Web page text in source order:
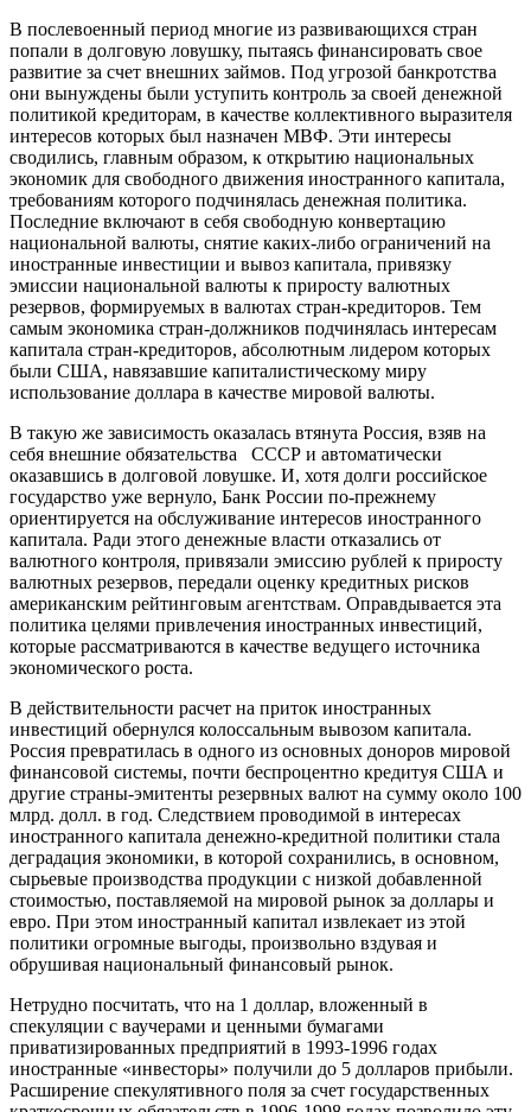
В послевоенный период многие из развивающихся стран
попали в долговую ловушку, пытаясь финансировать свое
развитие за счет внешних займов. Под угрозой банкротства
они вынуждены были уступить контроль за своей денежной
политикой кредиторам, в качестве коллективного выразителя
интересов которых был назначен МВФ. Эти интересы
сводились, главным образом, к открытию национальных
экономик для свободного движения иностранного капитала,
требованиям которого подчинялась денежная политика.
Последние включают в себя свободную конвертацию
национальной валюты, снятие каких-либо ограничений на
иностранные инвестиции и вывоз капитала, привязку
эмиссии национальной валюты к приросту валютных
резервов, формируемых в валютах стран-кредиторов. Тем
самым экономика стран-должников подчинялась интересам
капитала стран-кредиторов, абсолютным лидером которых
были США, навязавшие капиталистическому миру
использование доллара в качестве мировой валюты.
В такую же зависимость оказалась втянута Россия, взяв на
себя внешние обязательства СССР и автоматически
оказавшись в долговой ловушке. И, хотя долги российское
государство уже вернуло, Банк России по-прежнему
ориентируется на обслуживание интересов иностранного
капитала. Ради этого денежные власти отказались от
валютного контроля, привязали эмиссию рублей к приросту
валютных резервов, передали оценку кредитных рисков
американским рейтинговым агентствам. Оправдывается эта
политика целями привлечения иностранных инвестиций,
которые рассматриваются в качестве ведущего источника
экономического роста.
В действительности расчет на приток иностранных
инвестиций обернулся колоссальным вывозом капитала.
Россия превратилась в одного из основных доноров мировой
финансовой системы, почти беспроцентно кредитуя США и
другие страны-эмитенты резервных валют на сумму около 100
млрд. долл. в год. Следствием проводимой в интересах
иностранного капитала денежно-кредитной политики стала
деградация экономики, в которой сохранились, в основном,
сырьевые производства продукции с низкой добавленной
стоимостью, поставляемой на мировой рынок за доллары и
евро. При этом иностранный капитал извлекает из этой
политики огромные выгоды, произвольно вздувая и
обрушивая национальный финансовый рынок.
Нетрудно посчитать, что на 1 доллар, вложенный в
спекуляции с ваучерами и ценными бумагами
приватизированных предприятий в 1993-1996 годах
иностранные «инвесторы» получили до 5 долларов прибыли.
Расширение спекулятивного поля за счет государственных